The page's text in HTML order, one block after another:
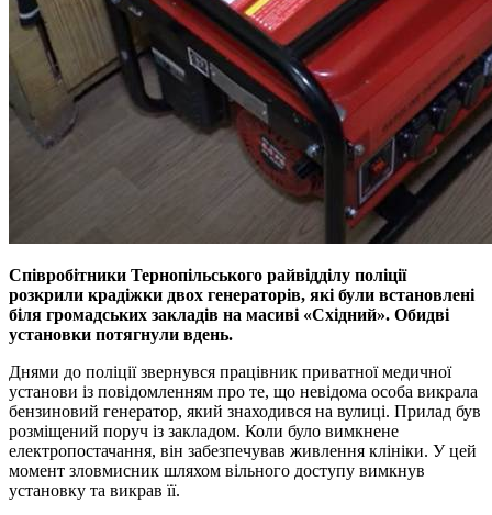
Спiвробiтники Тернопiльського райвiддiлу полiцiї
розкрили крадiжки двох генераторiв, якi були встановленi
бiля громадських закладiв на масивi «Схiдний». Обидвi
установки потягнули вдень.
Днями до полiцiї звернувся працiвник приватної медичної
установи iз повiдомленням про те, що невiдома особа викрала
бензиновий генератор, який знаходився на вулицi. Прилад був
розмiщений поруч iз закладом. Коли було вимкнене
електропостачання, вiн забезпечував живлення клiнiки. У цей
момент зловмисник шляхом вiльного доступу вимкнув
установку та викрав її.